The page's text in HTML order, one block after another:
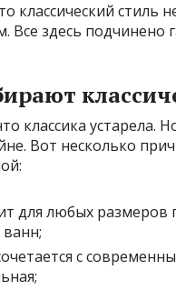
классический стиль
Все здесь подчинено
классика устарела.
Вот несколько
для любых
с